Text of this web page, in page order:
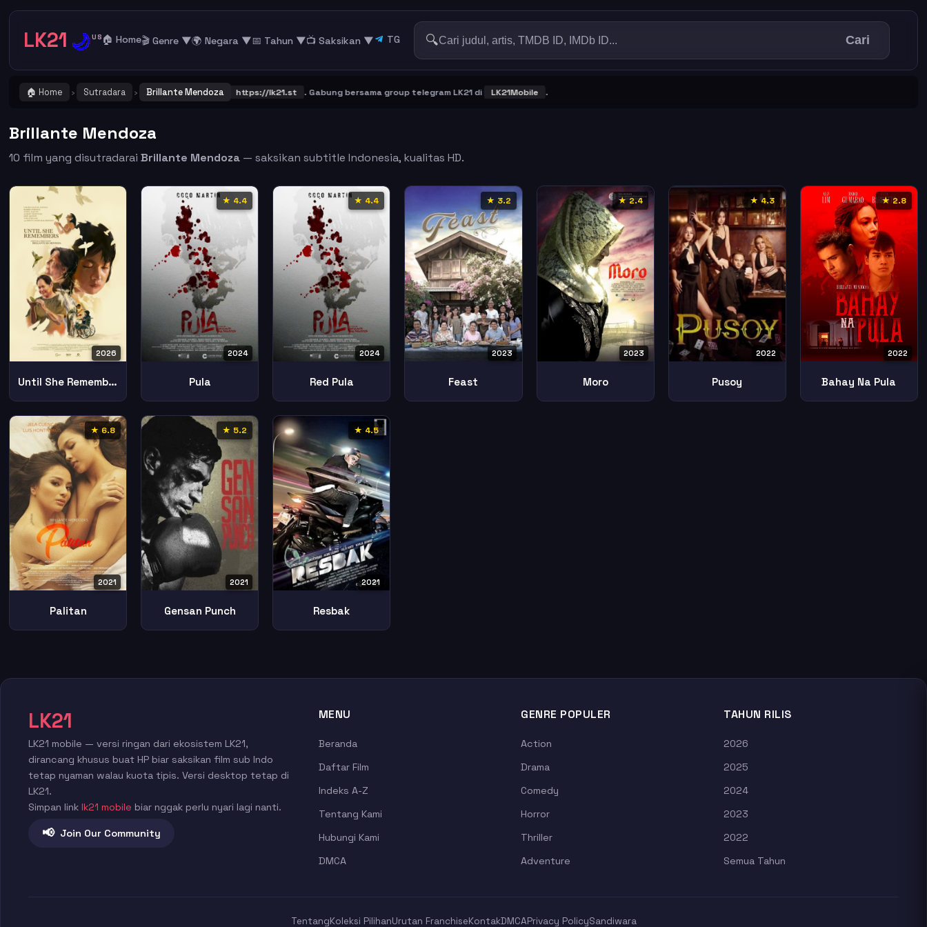
LK21 🌙US 🏠 Home🎬 Genre ▼🌍 Negara ▼📅 Tahun ▼📺 Saksikan ▼ TG 🔍 Cari
🏠 Home › Sutradara › Brillante Mendoza
! Catat dan Bookmark alamat URL LK21 https://lk21.st . Gabung bersama group telegram LK21 di LK21Mobile .
Brillante Mendoza
10 film yang disutradaraiBrillante Mendoza — saksikan subtitle Indonesia, kualitas HD.
2026
Until She Remembers
★ 4.4
2024
Pula
★ 4.4
2024
Red Pula
★ 3.2
2023
Feast
★ 2.4
2023
Moro
★ 4.3
2022
Pusoy
★ 2.8
2022
Bahay Na Pula
★ 6.8
2021
Palitan
★ 5.2
2021
Gensan Punch
★ 4.5
2021
Resbak
LK21
LK21 mobile — versi ringan dari ekosistem LK21,
dirancang khusus buat HP biar saksikan film sub Indo
tetap nyaman walau kuota tipis. Versi desktop tetap di
LK21.
Simpan link lk21 mobile biar nggak perlu nyari lagi nanti.
📢 Join Our Community
MENU
Beranda
Daftar Film
Indeks A-Z
Tentang Kami
Hubungi Kami
DMCA
GENRE POPULER
Action
Drama
Comedy
Horror
Thriller
Adventure
TAHUN RILIS
2026
2025
2024
2023
2022
Semua Tahun
TentangKoleksi PilihanUrutan FranchiseKontakDMCAPrivacy PolicySandiwara